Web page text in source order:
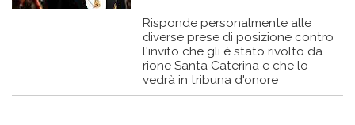
Risponde personalmente alle
diverse prese di posizione contro
l'invito che gli è stato rivolto da
rione Santa Caterina e che lo
vedrà in tribuna d'onore